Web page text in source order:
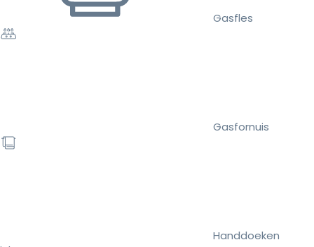
Gasfles
Gasfornuis
Handdoeken